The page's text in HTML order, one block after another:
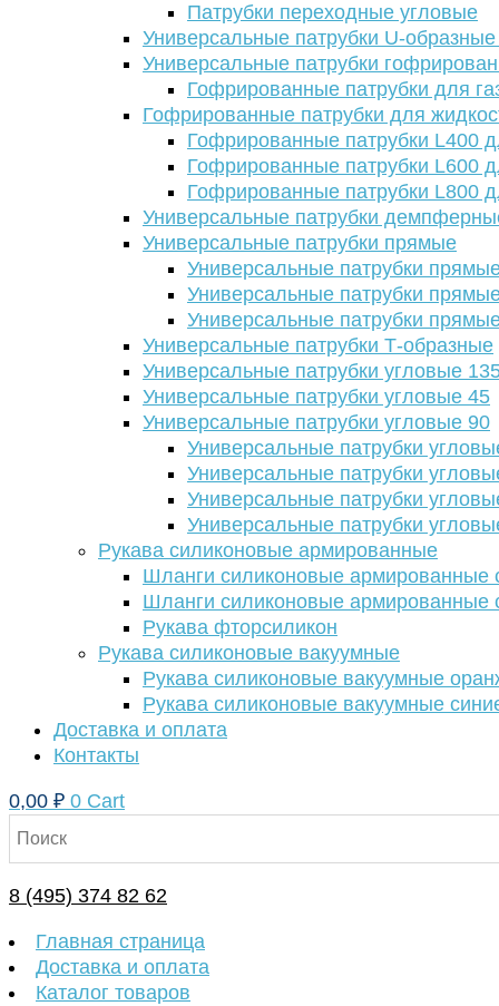
Патрубки переходные угловые
Универсальные патрубки U-
Универсальные патрубки
Гофрированные патрубки для
Гофрированные патрубки для
Гофрированные патрубки L400
Гофрированные патрубки L600
Гофрированные патрубки L800
Универсальные патрубки
Универсальные патрубки прямые
Универсальные патрубки
Универсальные патрубки
Универсальные патрубки
Универсальные патрубки Т-образные
Универсальные патрубки угловые
Универсальные патрубки угловые 45
Универсальные патрубки угловые 90
Универсальные патрубки
Универсальные патрубки
Универсальные патрубки
Универсальные патрубки
Рукава силиконовые армированные
Шланги силиконовые армированные
Шланги силиконовые армированные
Рукава фторсиликон
Рукава силиконовые вакуумные
Рукава силиконовые вакуумные
Рукава силиконовые вакуумные
Доставка и оплата
Контакты
0,00 ₽ 0 Cart
8 (495) 374 82 62
Главная страница
Доставка и оплата
Каталог товаров